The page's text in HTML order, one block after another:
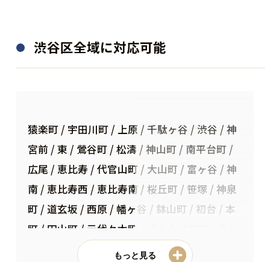
渋谷区全域に対応可能
猿楽町 / 宇田川町 / 上原 / 千駄ヶ谷 / 渋谷 / 神
宮前 / 東 / 鶯谷町 / 松濤 / 神山町 / 南平台町 /
広尾 / 恵比寿 / 代官山町 / 大山町 / 富ヶ谷 / 神
南 / 恵比寿西 / 恵比寿南 / 桜丘町 / 笹塚 / 神泉
町 / 道玄坂 / 西原 / 幡ヶ谷 / 鉢山町 / 初台 / 本
町 / 円山町 / 元代々木町 / 代々木神園町 / 代々
もっと見る